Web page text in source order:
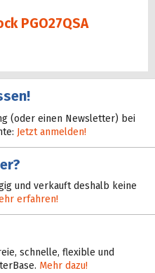
PGO27QSA
(oder einen Newsletter) bei
Jetzt anmelden!
und verkauft deshalb keine
erfahren!
schnelle, flexible und
Mehr dazu!